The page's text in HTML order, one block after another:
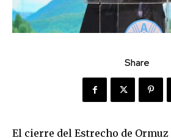
Share
El cierre del Estrecho de